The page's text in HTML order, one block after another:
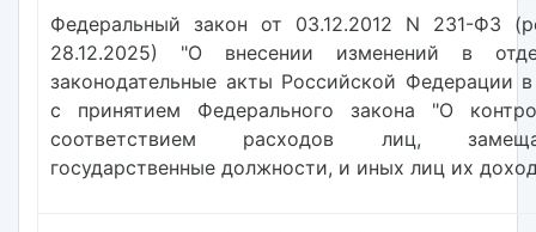
Федеральный закон от 03.12.2012 N 231-ФЗ
28.12.2025) "О внесении изменений в
законодательные акты Российской Федерации
с принятием Федерального закона "О
соответствием расходов лиц,
государственные должности, и иных лиц их